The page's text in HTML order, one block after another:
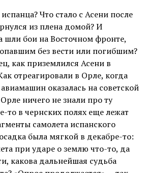
Что стало с Асени после
из плена домой? И
шли бои на Восточном фронте,
без вести или погибшим?
как приземлился Асени в
отреагировали в Орле, когда
оказалась на советской
ничего не знали про ту
то в чернских полях еще лежат
самолета испанского
была мягкой в декабре-то:
при ударе о землю что-то, да
какова дальнейшая судьба